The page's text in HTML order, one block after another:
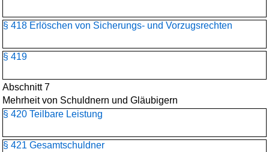
§ 418 Erlöschen von Sicherungs- und Vorzugsrechten
§ 419
Abschnitt 7
Mehrheit von Schuldnern und Gläubigern
§ 420 Teilbare Leistung
§ 421 Gesamtschuldner